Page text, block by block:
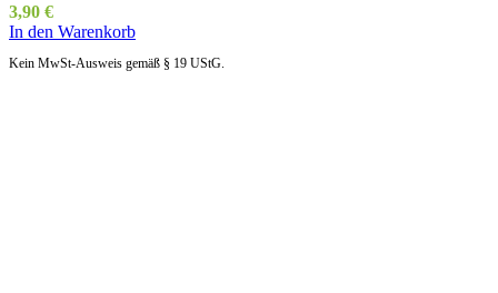
3,90 €
In den Warenkorb
Kein MwSt-Ausweis gemäß § 19 UStG.